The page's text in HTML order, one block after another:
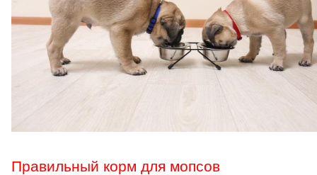
Правильный корм для мопсов